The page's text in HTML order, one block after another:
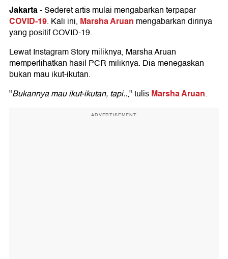
Jakarta-Sederet artis mulai mengabarkan terpapar
COVID-19. Kali ini, Marsha Aruan mengabarkan dirinya
yang positif COVID-19.
Lewat Instagram Story miliknya, Marsha Aruan
memperlihatkan hasil PCR miliknya. Dia menegaskan
bukan mau ikut-ikutan.
"Bukannya mau ikut-ikutan, tapi..," tulisMarsha Aruan.
ADVERTISEMENT